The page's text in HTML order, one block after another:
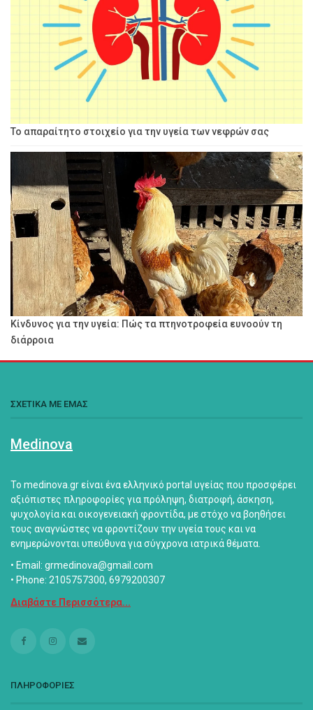
Το απαραίτητο στοιχείο για την υγεία των νεφρών σας
Κίνδυνος για την υγεία: Πώς τα πτηνοτροφεία ευνοούν τη
διάρροια
ΣΧΕΤΙΚΑ ΜΕ ΕΜΑΣ
Medinova
Το medinova.gr είναι ένα ελληνικό portal υγείας που προσφέρει
αξιόπιστες πληροφορίες για πρόληψη, διατροφή, άσκηση,
ψυχολογία και οικογενειακή φροντίδα, με στόχο να βοηθήσει
τους αναγνώστες να φροντίζουν την υγεία τους και να
ενημερώνονται υπεύθυνα για σύγχρονα ιατρικά θέματα.
• Email: grmedinova@gmail.com
• Phone: 2105757300, 6979200307
Διαβάστε Περισσότερα...
ΠΛΗΡΟΦΟΡΙΕΣ